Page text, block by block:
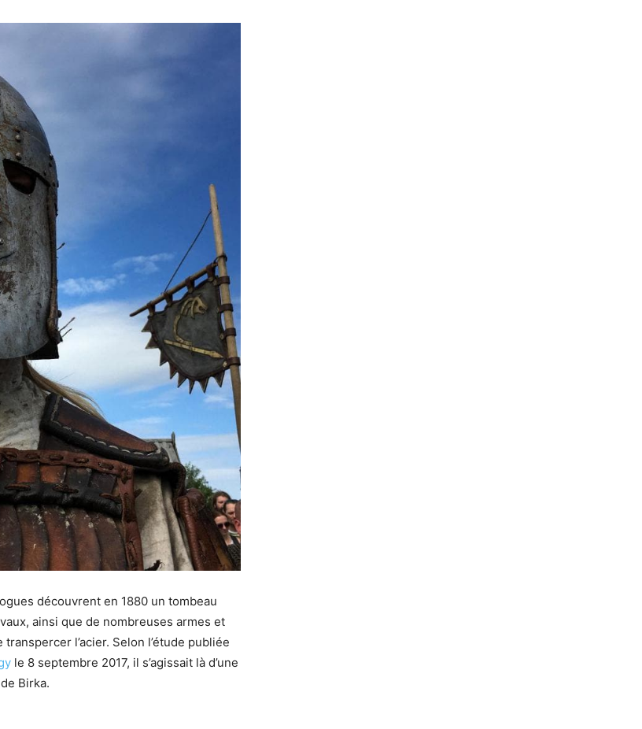
découvrent en 1880 un tombeau
ainsi que de nombreuses armes et
l’acier. Selon l’étude publiée
le 8 septembre 2017, il s’agissait là d’une
Birka.